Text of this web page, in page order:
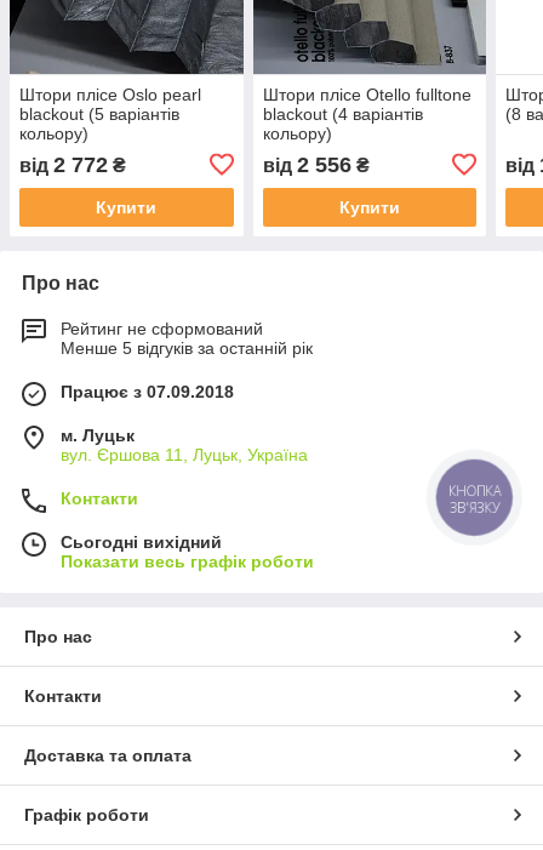
Штори плісе Oslo pearl
blackout (5 варіантів
кольору)
від 2 772 ₴
Купити
Штори плісе Otello fulltone
blackout (4 варіантів
кольору)
від 2 556₴
Купити
(8
від
Про нас
Рейтинг не сформований
Менше 5 відгуків за останній рік
Працює з 07.09.2018
м. Луцьк
вул. Єршова 11, Луцьк, Україна
Контакти
Сьогодні вихідний
Показати весь графік роботи
Про нас
Контакти
Доставка та оплата
Графік роботи
КНОПКА
ЗВ'ЯЗКУ